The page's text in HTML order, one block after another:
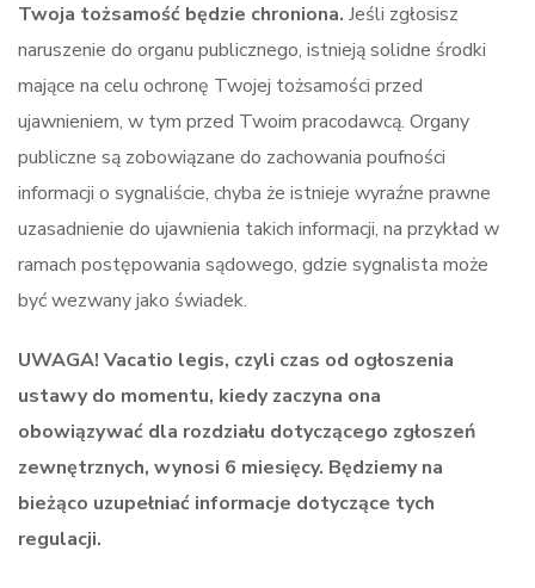
Twoja tożsamość będzie chroniona. Jeśli zgłosisz
naruszenie do organu publicznego, istnieją solidne środki
mające na celu ochronę Twojej tożsamości przed
ujawnieniem, w tym przed Twoim pracodawcą. Organy
publiczne są zobowiązane do zachowania poufności
informacji o sygnaliście, chyba że istnieje wyraźne prawne
uzasadnienie do ujawnienia takich informacji, na przykład w
ramach postępowania sądowego, gdzie sygnalista może
być wezwany jako świadek.
UWAGA! Vacatio legis, czyli czas od ogłoszenia
ustawy do momentu, kiedy zaczyna ona
obowiązywać dla rozdziału dotyczącego zgłoszeń
zewnętrznych, wynosi 6 miesięcy. Będziemy na
bieżąco uzupełniać informacje dotyczące tych
regulacji.